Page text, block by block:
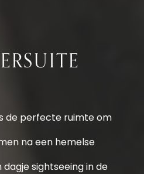
de perfecte ruimte om
na een hemelse
sightseeing in de